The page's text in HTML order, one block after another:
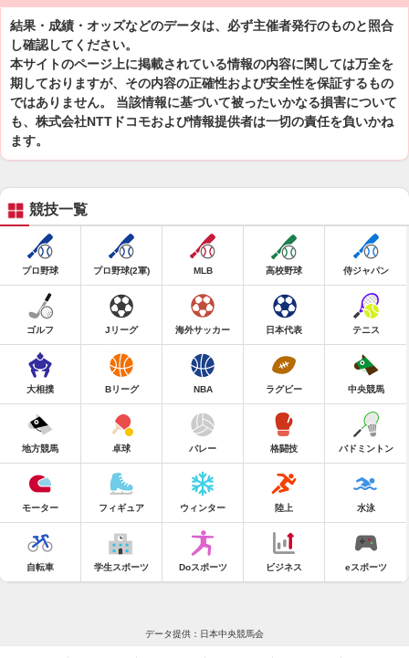
結果・成績・オッズなどのデータは、必ず主催者発行のものと照合
し確認してください。
本サイトのページ上に掲載されている情報の内容に関しては万全を
期しておりますが、その内容の正確性および安全性を保証するもの
ではありません。 当該情報に基づいて被ったいかなる損害について
も、株式会社NTTドコモおよび情報提供者は一切の責任を負いかね
ます。
競技一覧
プロ野球 プロ野球(2軍) MLB 高校野球 侍ジャパン
ゴルフ Jリーグ 海外サッカー 日本代表 テニス
大相撲 Bリーグ NBA ラグビー 中央競馬
地方競馬 卓球 バレー 格闘技 バドミントン
モーター フィギュア ウィンター 陸上 水泳
自転車 学生スポーツ Doスポーツ ビジネス eスポーツ
データ提供：日本中央競馬会